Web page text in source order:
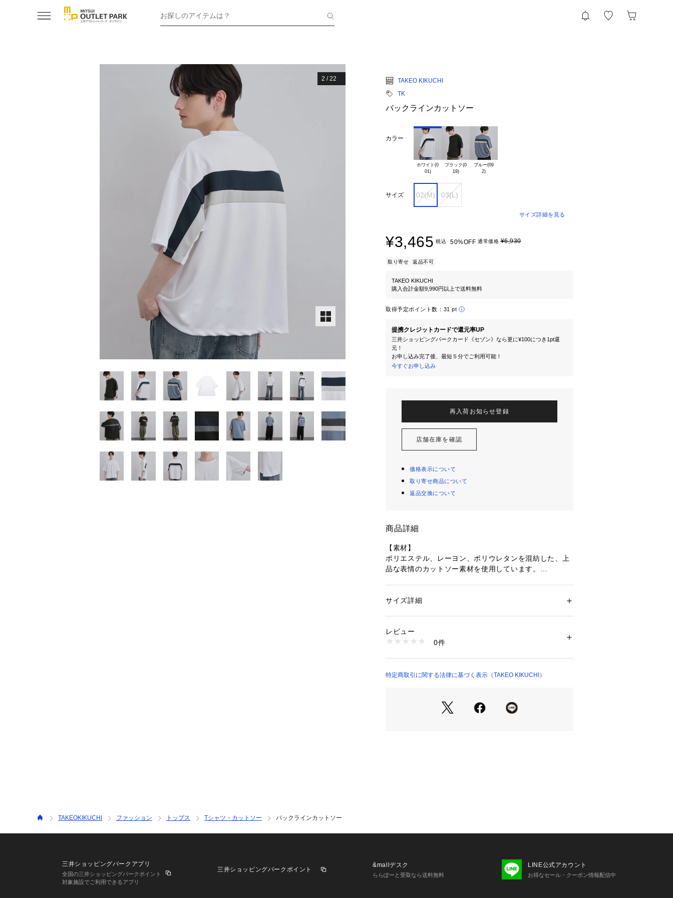
お探しのアイテムは？
2 /22
TAKEO KIKUCHI
TK
バックラインカットソー
カラー
ホワイト(0
01)
ブラック(0
19)
ブルー(09
サイズ 02(M) 03(L)
サイズ詳細を見る
¥3,465 税込 50%OFF 通常価格¥6,930
取り寄せ 返品不可
TAKEO KIKUCHI
購入合計金額9,990円以上で送料無料
取得予定ポイント数： 31 pt
提携クレジットカードで還元率UP
三井ショッピングパークカード《セゾン》なら更に¥100につき1pt還
元！
お申し込み完了後、最短５分でご利用可能！
今すぐお申し込み
再入荷お知らせ登録
店舗在庫を確認
価格表示について
取り寄せ商品について
返品交換について
商品詳細
【素材】
ポリエステル、レーヨン、ポリウレタンを混紡した、上
品な表情のカットソー素材を使用しています。
ザインTシャツ。
背中から袖にかけて大胆な配色切り替えを施し、インパ
幅を取ったオーバーサイズシルエットが、リラックスし
すく、一枚で着るだけで様になるのはもちろん、シャツ
やジャケットのインナーとしてもアクセントになりま
れ、日本独自のミックススタイルを提案します。
▼商品のお気に入り登録
完売しているカラーの再入荷通知や、ラスト1点、セー
性別：メンズ
生産国：中国製
1095800005523
サイズ詳細
レビュー
0件
特定商取引に関する法律に基づく表示（TAKEO KIKUCHI）
TAKEOKIKUCHI ファッション トップス Tシャツ・カットソー バックラインカットソー
三井ショッピングパークアプリ
全国の三井ショッピングパークポイント
対象施設でご利用できるアプリ
三井ショッピングパークポイント
&mallデスク
ららぽーと受取なら送料無料
LINE公式アカウント
お得なセール・クーポン情報配信中